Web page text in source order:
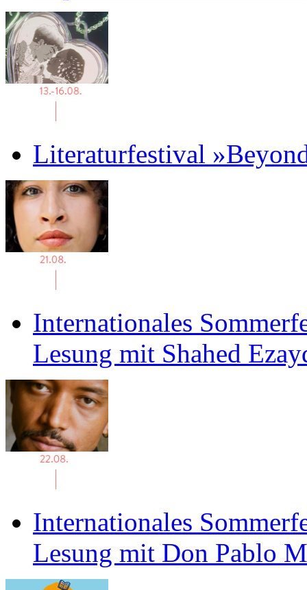
Literaturfestival
Internationales
Lesung mit Shahed
Internationales
Lesung mit Don Pablo